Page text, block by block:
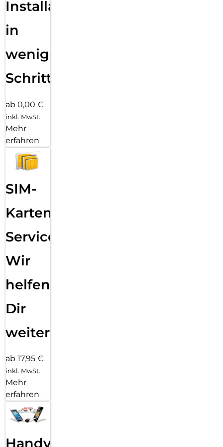
Installation
in
wenigen
Schritten
ab 0,00 €
inkl. MwSt.
Mehr
erfahren
SIM-
Karten
Service:
Wir
helfen
Dir
weiter
ab 17,95 €
inkl. MwSt.
Mehr
erfahren
Handy